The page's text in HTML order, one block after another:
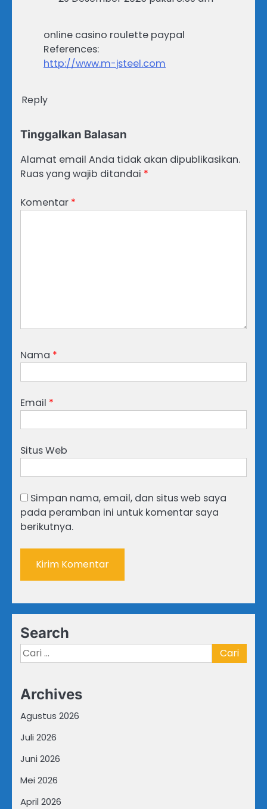
online casino roulette paypal
References:
http://www.m-jsteel.com
Reply
Tinggalkan Balasan
Alamat email Anda tidak akan dipublikasikan.
Ruas yang wajib ditandai *
Komentar *
Nama *
Email *
Situs Web
Simpan nama, email, dan situs web saya
pada peramban ini untuk komentar saya
berikutnya.
Search
Cari
untuk:
Archives
Agustus 2026
Juli 2026
Juni 2026
Mei 2026
April 2026